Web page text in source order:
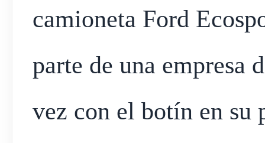
camioneta Ford
parte de una empresa
vez con el botín en su